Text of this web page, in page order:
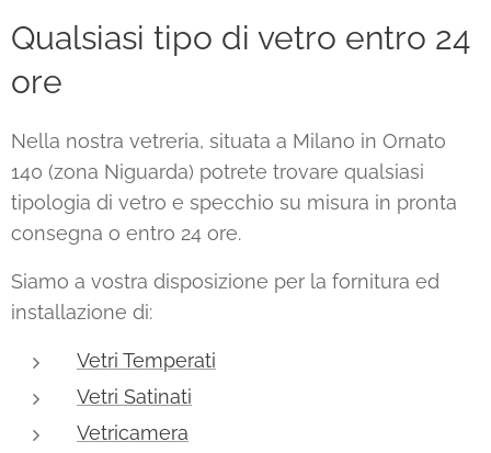
Qualsiasi tipo di vetro entro 24
ore
Nella nostra vetreria, situata a Milano in Ornato
140 (zona Niguarda) potrete trovare qualsiasi
tipologia di vetro e specchio su misura in pronta
consegna o entro 24 ore.
Siamo a vostra disposizione per la fornitura ed
installazione di:
Vetri Temperati
Vetri Satinati
Vetricamera